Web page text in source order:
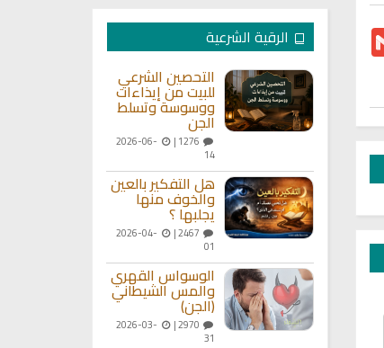
الرقية الشرعية
التحصين الشرعي
للبيت من إيذاءات
ووسوسة وتسلط
الجن
2026-06-
14
هل التفكير بالعين
والخوف منها
يجلبها ؟
2026-04-
01
الوسواس القهري
والمس الشيطاني
(الجن)
2026-03-
31